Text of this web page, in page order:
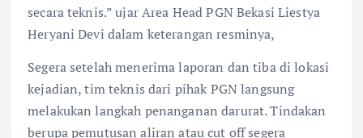
secara teknis.” ujar Area Head PGN Bekasi Liestya
Heryani Devi dalam keterangan resminya,
Segera setelah menerima laporan dan tiba di lokasi
kejadian, tim teknis dari pihak PGN langsung
melakukan langkah penanganan darurat. Tindakan
berupa pemutusan aliran atau cut off segera